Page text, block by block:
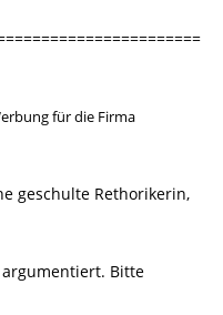
für die Firma
geschulte Rethorikerin,
Bitte